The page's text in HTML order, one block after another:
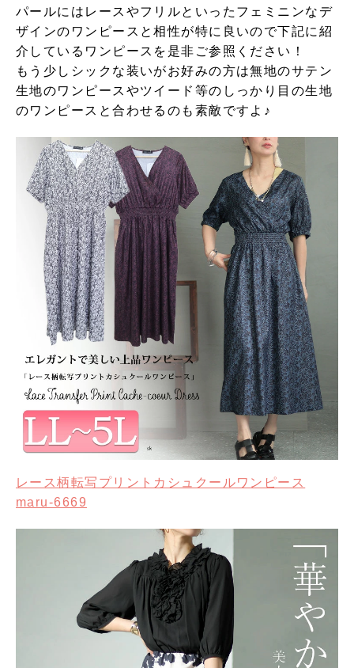
パールにはレースやフリルといったフェミニンなデ
ザインのワンピースと相性が特に良いので下記に紹
介しているワンピースを是非ご参照ください！
もう少しシックな装いがお好みの方は無地のサテン
生地のワンピースやツイード等のしっかり目の生地
のワンピースと合わせるのも素敵ですよ♪
レース柄転写プリントカシュクールワンピース
maru-6669